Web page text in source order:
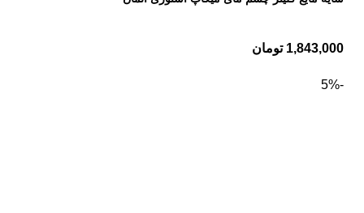
1,843,000 تومان
-5%